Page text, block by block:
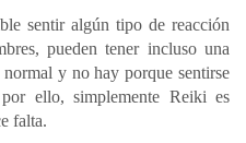
sentir algún tipo de reacción
pueden tener incluso una
y no hay porque sentirse
ello, simplemente Reiki es
falta.